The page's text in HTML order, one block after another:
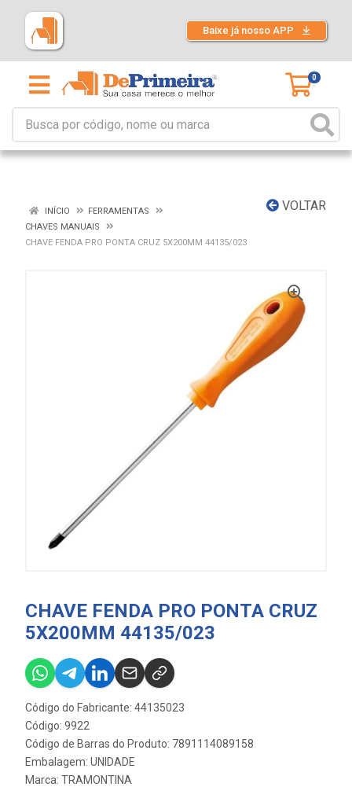
Baixe já nosso APP
0
VOLTAR
INÍCIO
FERRAMENTAS
CHAVES MANUAIS
CHAVE FENDA PRO PONTA CRUZ 5X200MM 44135/023
CHAVE FENDA PRO PONTA CRUZ
5X200MM 44135/023
Código do Fabricante: 44135023
Código: 9922
Código de Barras do Produto: 7891114089158
Embalagem: UNIDADE
Marca: TRAMONTINA